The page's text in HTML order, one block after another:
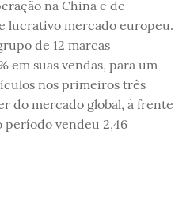
na China e de
lucrativo mercado europeu.
de 12 marcas
em suas vendas, para um
nos primeiros três
do mercado global, à frente
período vendeu 2,46